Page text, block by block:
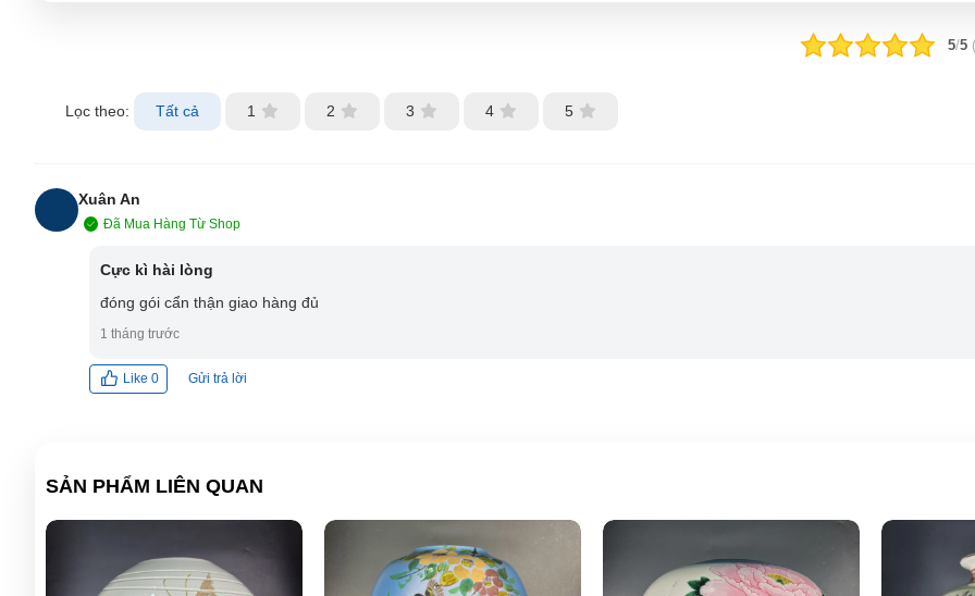
5/5 (
Lọc theo: Tất cả 1 2 3 4 5
Xuân An
Đã Mua Hàng Từ Shop
Cực kì hài lòng
đóng gói cẩn thận giao hàng đủ
1 tháng trước
Like 0 Gửi trả lời
SẢN PHẨM LIÊN QUAN